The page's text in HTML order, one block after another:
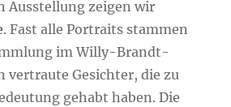
Ausstellung zeigen wir
. Fast alle Portraits stammen
im Willy-Brandt-
vertraute Gesichter, die zu
gehabt haben. Die